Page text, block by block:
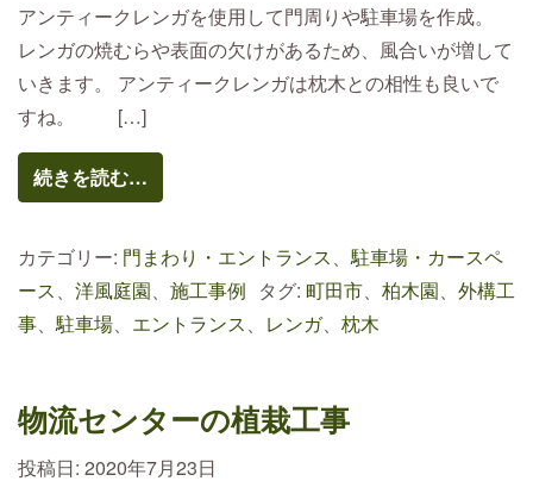
アンティークレンガを使用して門周りや駐車場を作成。
レンガの焼むらや表面の欠けがあるため、風合いが増して
いきます。 アンティークレンガは枕木との相性も良いで
すね。 […]
続きを読む…
カテゴリー: 門まわり・エントランス、駐車場・カースペ
ース、 洋風庭園、 施工事例 タグ: 町田市、 柏木園、 外構工
事、駐車場、 エントランス、 レンガ、 枕木
物流センターの植栽工事
投稿日: 2020年7月23日